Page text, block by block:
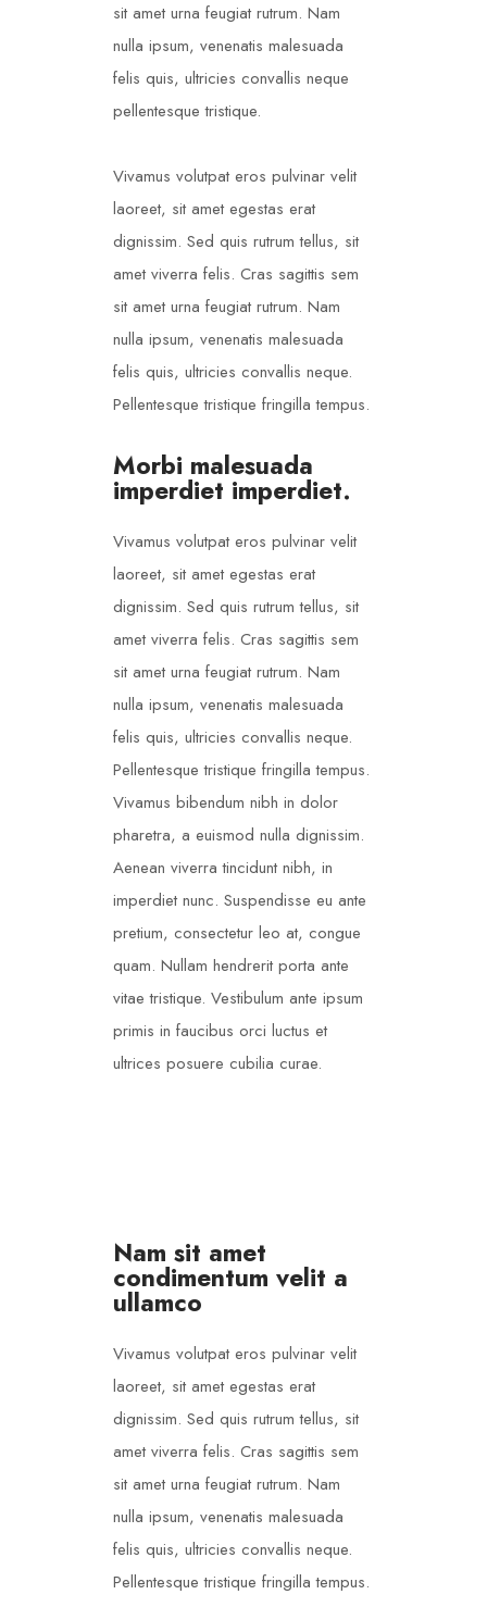
sit amet urna feugiat rutrum. Nam
nulla ipsum, venenatis malesuada
felis quis, ultricies convallis neque
pellentesque tristique.
Vivamus volutpat eros pulvinar velit
laoreet, sit amet egestas erat
dignissim. Sed quis rutrum tellus, sit
amet viverra felis. Cras sagittis sem
sit amet urna feugiat rutrum. Nam
nulla ipsum, venenatis malesuada
felis quis, ultricies convallis neque.
Pellentesque tristique fringilla tempus.
Morbi malesuada
imperdiet imperdiet.
Vivamus volutpat eros pulvinar velit
laoreet, sit amet egestas erat
dignissim. Sed quis rutrum tellus, sit
amet viverra felis. Cras sagittis sem
sit amet urna feugiat rutrum. Nam
nulla ipsum, venenatis malesuada
felis quis, ultricies convallis neque.
Pellentesque tristique fringilla tempus.
Vivamus bibendum nibh in dolor
pharetra, a euismod nulla dignissim.
Aenean viverra tincidunt nibh, in
imperdiet nunc. Suspendisse eu ante
pretium, consectetur leo at, congue
quam. Nullam hendrerit porta ante
vitae tristique. Vestibulum ante ipsum
primis in faucibus orci luctus et
ultrices posuere cubilia curae.
Nam sit amet
condimentum velit a
ullamco
Vivamus volutpat eros pulvinar velit
laoreet, sit amet egestas erat
dignissim. Sed quis rutrum tellus, sit
amet viverra felis. Cras sagittis sem
sit amet urna feugiat rutrum. Nam
nulla ipsum, venenatis malesuada
felis quis, ultricies convallis neque.
Pellentesque tristique fringilla tempus.